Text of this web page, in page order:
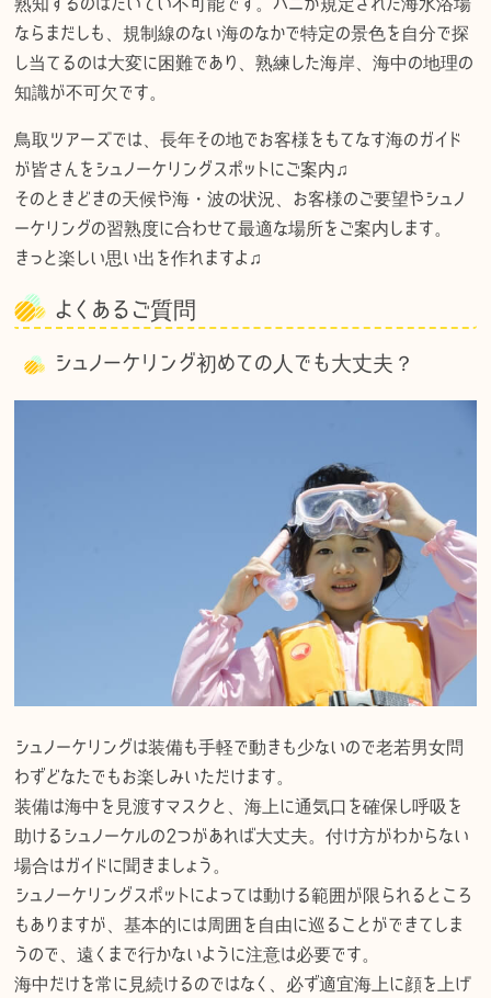
ならまだしも、規制線のない海のなかで特定の景色を自分で探
し当てるのは大変に困難であり、熟練した海岸、海中の地理の
知識が不可欠です。
鳥取ツアーズでは、長年その地でお客様をもてなす海のガイド
が皆さんをシュノーケリングスポットにご案内♫
そのときどきの天候や海・波の状況、お客様のご要望やシュノ
ーケリングの習熟度に合わせて最適な場所をご案内します。
きっと楽しい思い出を作れますよ♫
よくあるご質問
シュノーケリング初めての人でも大丈夫？
シュノーケリングは装備も手軽で動きも少ないので老若男女問
わずどなたでもお楽しみいただけます。
装備は海中を見渡すマスクと、海上に通気口を確保し呼吸を
助けるシュノーケルの2つがあれば大丈夫。付け方がわからない
場合はガイドに聞きましょう。
シュノーケリングスポットによっては動ける範囲が限られるところ
もありますが、基本的には周囲を自由に巡ることができてしま
うので、遠くまで行かないように注意は必要です。
海中だけを常に見続けるのではなく、必ず適宜海上に顔を上げ